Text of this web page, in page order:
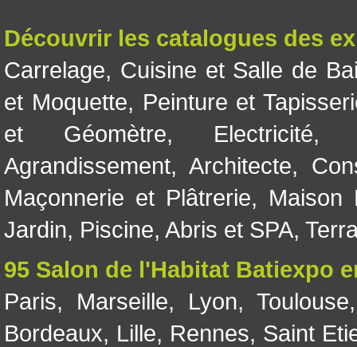
Découvrir les catalogues des
Carrelage, Cuisine et Salle de
et Moquette, Peinture et
et Géomètre, Electricité
Agrandissement, Architecte,
Maçonnerie et Plâtrerie, Maison
Jardin, Piscine, Abris et SPA,
95 Salon de l'Habitat Batiexpo
Paris, Marseille, Lyon, Toulouse
Bordeaux, Lille, Rennes, Saint